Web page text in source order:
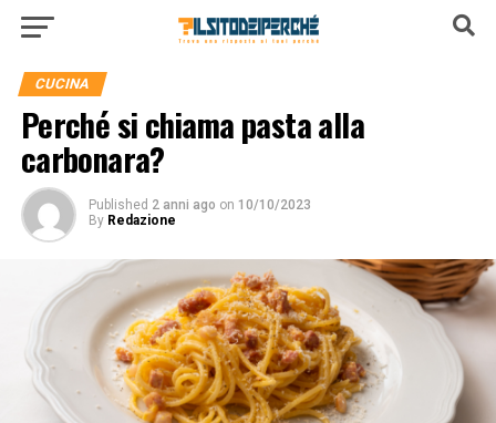
CUCINA
Perché si chiama pasta alla
carbonara?
Published 2 anni ago on 10/10/2023
By Redazione